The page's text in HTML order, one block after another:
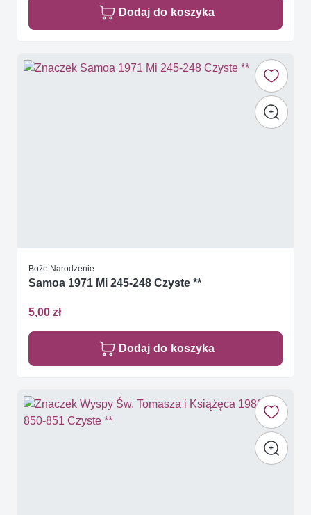
Dodaj do koszyka
Boże Narodzenie
Samoa 1971 Mi 245-248 Czyste **
5,00 zł
Dodaj do koszyka